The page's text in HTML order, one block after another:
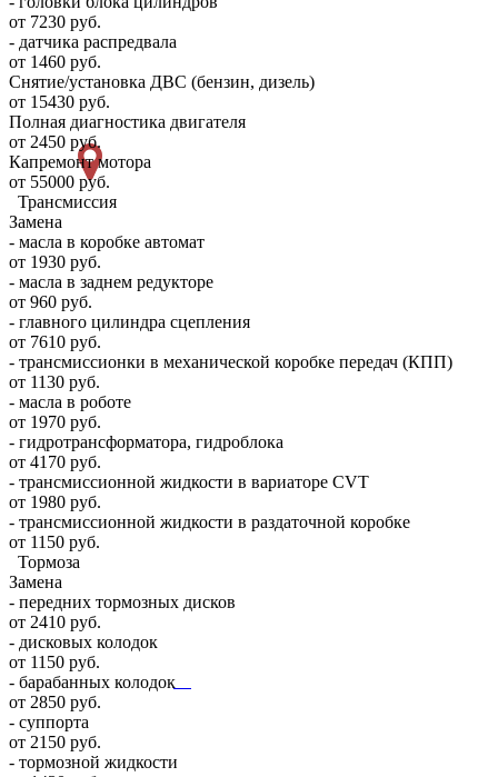
от 7230 руб.
- датчика распредвала
от 1460 руб.
Снятие/установка ДВС (бензин, дизель)
от 15430 руб.
Полная диагностика двигателя
от 2450 руб.
Капремонт мотора
от 55000 руб.
Трансмиссия
Замена
- масла в коробке автомат
от 1930 руб.
- масла в заднем редукторе
от 960 руб.
- главного цилиндра сцепления
от 7610 руб.
- трансмиссионки в механической коробке передач (КПП)
от 1130 руб.
- масла в роботе
от 1970 руб.
- гидротрансформатора, гидроблока
от 4170 руб.
- трансмиссионной жидкости в вариаторе CVT
от 1980 руб.
- трансмиссионной жидкости в раздаточной коробке
от 1150 руб.
Тормоза
Замена
- передних тормозных дисков
от 2410 руб.
- дисковых колодок
от 1150 руб.
- барабанных колодок
от 2850 руб.
- суппорта
от 2150 руб.
- тормозной жидкости